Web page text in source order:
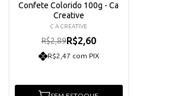
Confete Colorido 100g - Ca
Creative
C A CREATIVE
R$2,89R$2,60
R$2,47 com PIX